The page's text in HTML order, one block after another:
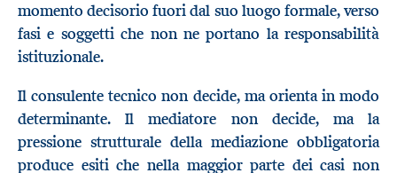
momento decisorio fuori dal suo luogo formale, verso
fasi e soggetti che non ne portano la responsabilità
istituzionale.
Il consulente tecnico non decide, ma orienta in modo
determinante. Il mediatore non decide, ma la
pressione strutturale della mediazione obbligatoria
produce esiti che nella maggior parte dei casi non